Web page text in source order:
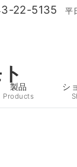
22-5135 平
製品
Products
シ